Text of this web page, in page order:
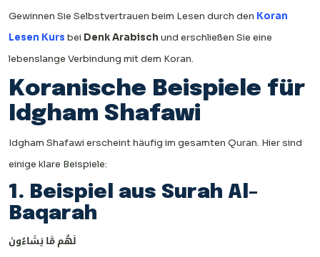
Gewinnen Sie Selbstvertrauen beim Lesen durch den Koran
Lesen Kurs bei Denk Arabisch und erschließen Sie eine
lebenslange Verbindung mit dem Koran.
Koranische Beispiele für
Idgham Shafawi
Idgham Shafawi erscheint häufig im gesamten Quran. Hier sind
einige klare Beispiele:
1. Beispiel aus Surah Al-
Baqarah
لَهُم مَّا يَشَاءُونَ